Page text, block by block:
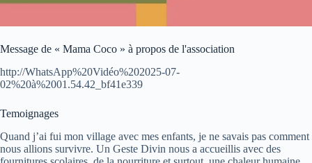
Message de « Mama Coco » à propos de l'association
http://WhatsApp%20Vidéo%202025-07-
02%20à%2001.54.42_bf41e339
Temoignages
Quand j’ai fui mon village avec mes enfants, je ne savais pas comment
nous allions survivre. Un Geste Divin nous a accueillis avec des